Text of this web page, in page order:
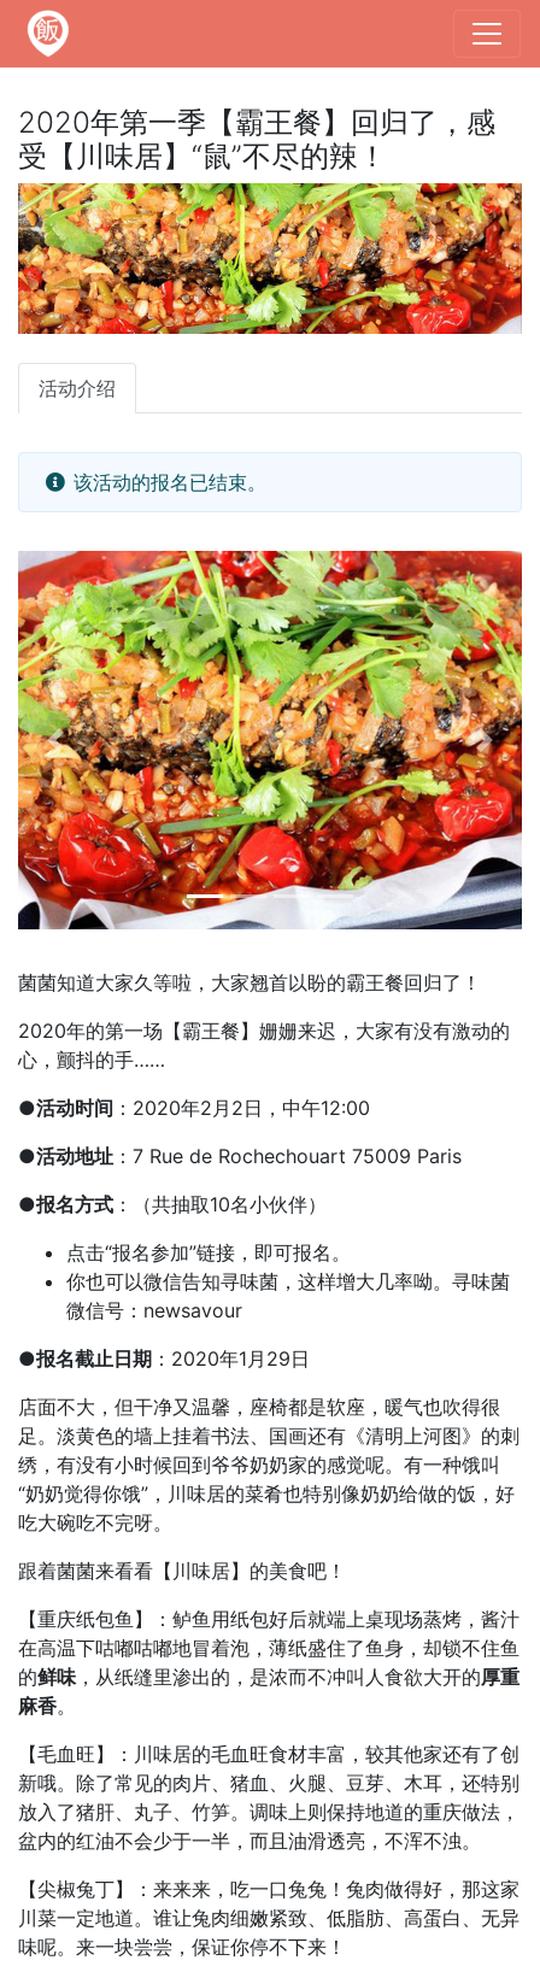
2020年第一季【霸王餐】回归了，感
受【川味居】“鼠”不尽的辣！
活动介绍
该活动的报名已结束。
Previous Next
菌菌知道大家久等啦，大家翘首以盼的霸王餐回归了！
2020年的第一场【霸王餐】姗姗来迟，大家有没有激动的
心，颤抖的手……
●活动时间 ：2020年2月2日，中午12:00
●活动地址 ：7 Rue de Rochechouart 75009 Paris
●报名方式 ：（共抽取10名小伙伴）
点击“报名参加”链接，即可报名。
你也可以微信告知寻味菌，这样增大几率呦。寻味菌
微信号：newsavour
●报名截止日期 ：2020年1月29日
店面不大，但干净又温馨，座椅都是软座，暖气也吹得很
足。淡黄色的墙上挂着书法、国画还有《清明上河图》的刺
绣，有没有小时候回到爷爷奶奶家的感觉呢。有一种饿叫
“奶奶觉得你饿”，川味居的菜肴也特别像奶奶给做的饭，好
吃大碗吃不完呀。
跟着菌菌来看看【川味居】的美食吧！
【重庆纸包鱼】：鲈鱼用纸包好后就端上桌现场蒸烤，酱汁
在高温下咕嘟咕嘟地冒着泡，薄纸盛住了鱼身，却锁不住鱼
的鲜味 ，从纸缝里渗出的，是浓而不冲叫人食欲大开的厚重
麻香。
【毛血旺】：川味居的毛血旺食材丰富，较其他家还有了创
新哦。除了常见的肉片、猪血、火腿、豆芽、木耳，还特别
放入了猪肝、丸子、竹笋。调味上则保持地道的重庆做法，
盆内的红油不会少于一半，而且油滑透亮，不浑不浊。
【尖椒兔丁】：来来来，吃一口兔兔！兔肉做得好，那这家
川菜一定地道。谁让兔肉细嫩紧致、低脂肪、高蛋白、无异
味呢。来一块尝尝，保证你停不下来！